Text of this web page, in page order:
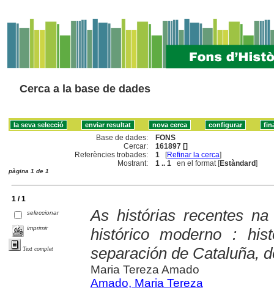
Cerca a la base de dades
Base de dades:
FONS
Cercar:
161897 []
Referències trobades:
1 [Refinar la cerca]
Mostrant:
1 .. 1 en el format [Estàndard]
pàgina 1 de 1
1 / 1
seleccionar
imprimir
Text complet
As histórias recentes
histórico moderno :
separación de Cataluña,
Maria Tereza Amado
Amado, Maria Tereza